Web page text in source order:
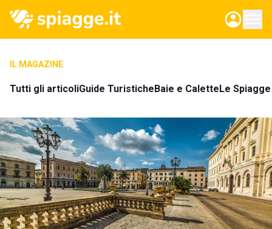
IL MAGAZINE
Tutti gli articoliGuide TuristicheBaie e CaletteLe